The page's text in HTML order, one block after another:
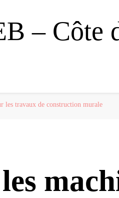
– Côte
les travaux de construction murale